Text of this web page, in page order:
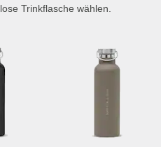
Trinkflasche wählen.